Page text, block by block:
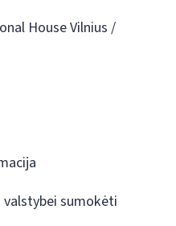
House Vilnius /
valstybei sumokėti